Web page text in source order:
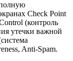
Check Point
(контроль
утечки важной
Anti-Spam.